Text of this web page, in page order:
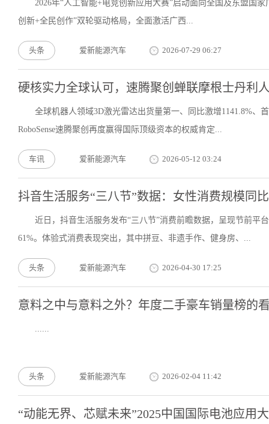
2026年“人工智能+电竞创新应用大赛”启动面向全国及东盟国
创新+全民创作”双轮驱动格局，全面激活广西...
头条 爱新能源汽车 2026-07-29 06:27
硬核实力全球认可，速腾聚创蝉联摩根士丹利
全球机器人领域3D激光雷达出货量第一、同比激增1141.8%
RoboSense速腾聚创再度赢得国际顶级资本的权威肯定...
车讯 爱新能源汽车 2026-05-12 03:24
抖音生活服务“三八节”数据：女性消费规模同
近日，抖音生活服务发布“三八节”消费前瞻数据，呈现节前平
61%。体验式消费表现突出，其中拼豆、非遗手作、健身房、...
头条 爱新能源汽车 2026-04-30 17:25
意料之中与意料之外？年度二手豪车销量榜的
......
头条 爱新能源汽车 2026-02-04 11:42
“动能无界、芯赋未来”2025中国国际电池应用